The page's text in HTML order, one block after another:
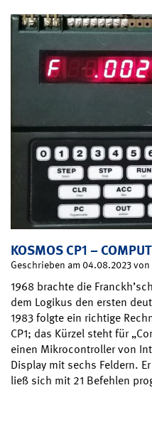
KOSMOS CP1 –
Geschrieben am 04.08.2023 von
1968 brachte die
dem Logikus den ersten
1983 folgte ein richtige
CP1; das Kürzel steht für
einen Mikrocontroller von
Display mit sechs Feldern.
ließ sich mit 21 Befehlen